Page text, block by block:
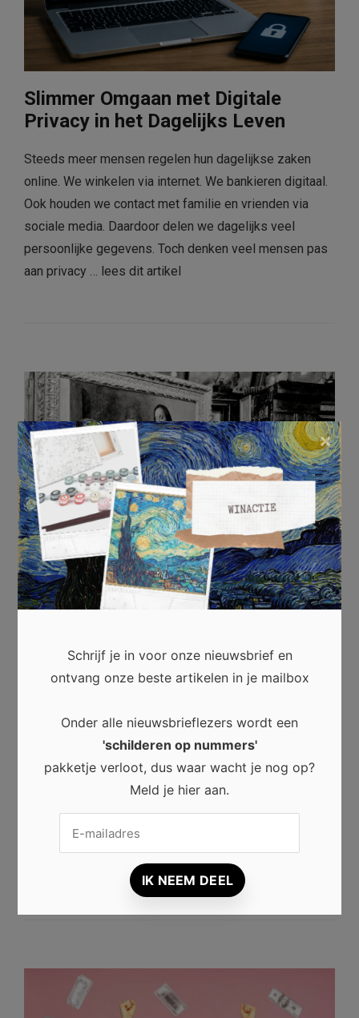
Slimmer Omgaan met Digitale
Privacy in het Dagelijks Leven
Steeds meer mensen regelen hun dagelijkse zaken
online. We winkelen via internet. We bankieren digitaal.
Ook houden we contact met familie en vrienden via
sociale media. Daardoor delen we dagelijks veel
persoonlijke gegevens. Toch denken veel mensen pas
aan privacy … lees dit artikel
De verborgen wereld van
kunstvervalsing: waarom experts
De verborgen wereld van kunstvervalsing: waarom
experts nog steeds worden misleid De kunstwereld
lijkt glamoureus. Toch schuilt achter dure veilingen en
prestigieuze musea een veel donkerdere werkelijkheid.
Schrijf je in voor onze nieuwsbrief en
ontvang onze beste artikelen in je mailbox
Onder alle nieuwsbrieflezers wordt een
'schilderen op nummers'
pakketje verloot, dus waar wacht je nog op?
Meld je hier aan.
×